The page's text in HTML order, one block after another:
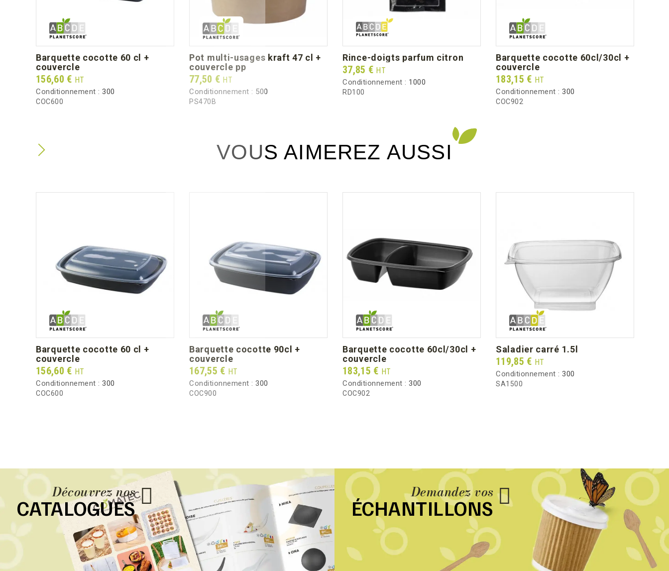
Hauteur mm (dimension unitaire)
Poids unitaire (g)
Poids brut au carton (kg)
barquette cocotte 60 cl +
couvercle
Prix
156,60 € HT
Conditionnement : 300
COC600
pot multi-usages kraft 47 cl +
couvercle pp
Prix
77,50 € HT
Conditionnement : 500
PS470B
rince-doigts parfum citron
Prix
37,85 € HT
Conditionnement : 1000
RD100
barquette cocotte 60cl/30cl +
couvercle
Prix
183,15 € HT
Conditionnement : 300
COC902
VOUS AIMEREZ AUSSI
barquette cocotte 60 cl +
couvercle
Prix
156,60 € HT
Conditionnement : 300
COC600
barquette cocotte 90cl +
couvercle
Prix
167,55 € HT
Conditionnement : 300
COC900
barquette cocotte 60cl/30cl +
couvercle
Prix
183,15 € HT
Conditionnement : 300
COC902
saladier carré 1.5l
Prix
119,85 € HT
Conditionnement : 300
SA1500
Découvrez nos
CATALOGUES
Demandez vos
ÉCHANTILLONS